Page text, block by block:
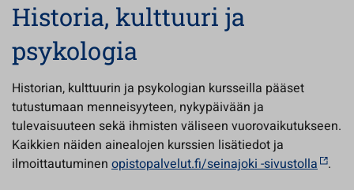
Historia, kulttuuri ja
psykologia
Historian, kulttuurin ja psykologian kursseilla pääset
tutustumaan menneisyyteen, nykypäivään ja
tulevaisuuteen sekä ihmisten väliseen vuorovaikutukseen.
Kaikkien näiden ainealojen kurssien lisätiedot ja
ilmoittautuminen opistopalvelut.fi/seinajoki -sivustolla .